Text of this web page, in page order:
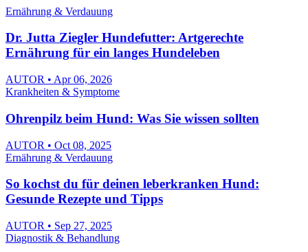
Ernährung & Verdauung
Dr. Jutta Ziegler Hundefutter: Artgerechte
Ernährung für ein langes Hundeleben
AUTOR • Apr 06, 2026
Krankheiten & Symptome
Ohrenpilz beim Hund: Was Sie wissen sollten
AUTOR • Oct 08, 2025
Ernährung & Verdauung
So kochst du für deinen leberkranken Hund:
Gesunde Rezepte und Tipps
AUTOR • Sep 27, 2025
Diagnostik & Behandlung